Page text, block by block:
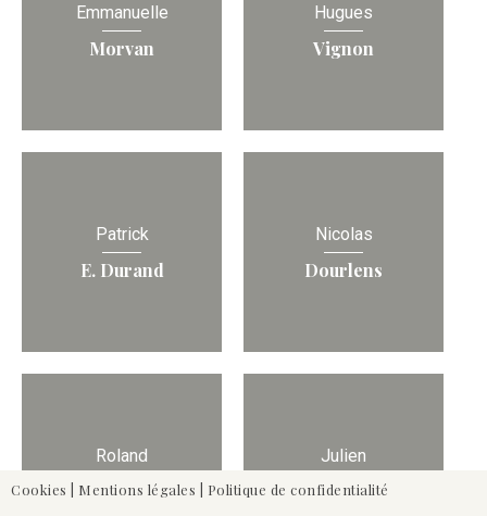
Emmanuelle
Morvan
Hugues
Vignon
Patrick
E. Durand
Nicolas
Dourlens
Roland
de Moustier
Julien
Lampe
Cookies Mentions légales Politique de confidentialité